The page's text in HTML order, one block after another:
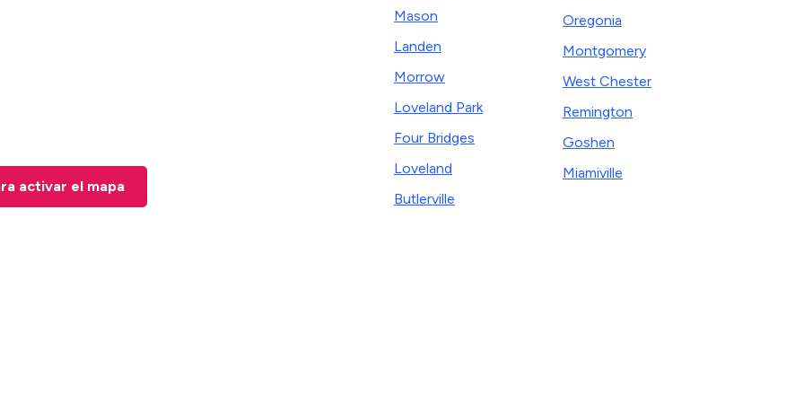
activar el mapa
Mason
Landen
Morrow
Loveland Park
Four Bridges
Loveland
Butlerville
Oregonia
Montgomery
West Chester
Remington
Goshen
Miamiville